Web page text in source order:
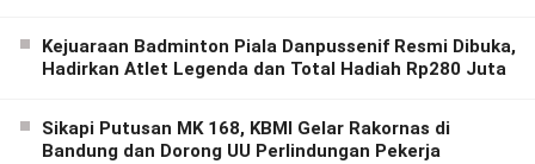
Kejuaraan Badminton Piala Danpussenif Resmi Dibuka,
Hadirkan Atlet Legenda dan Total Hadiah Rp280 Juta
Sikapi Putusan MK 168, KBMI Gelar Rakornas di
Bandung dan Dorong UU Perlindungan Pekerja